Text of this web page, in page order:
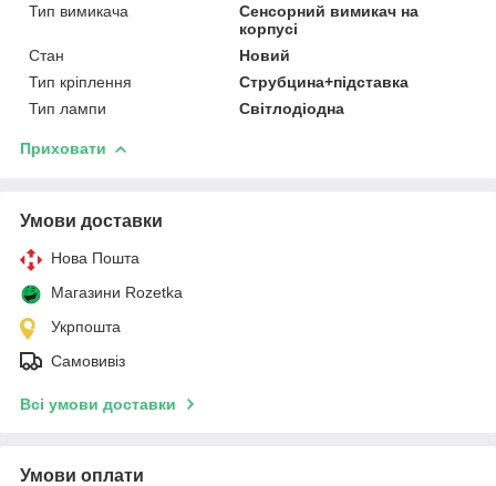
Тип вимикача
Сенсорний вимикач на
корпусі
Стан
Новий
Тип кріплення
Струбцина+підставка
Тип лампи
Світлодіодна
Приховати
Умови доставки
Нова Пошта
Магазини Rozetka
Укрпошта
Самовивіз
Всі умови доставки
Умови оплати